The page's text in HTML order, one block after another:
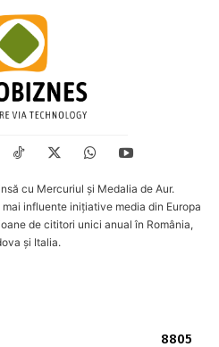
cu Mercuriul și Medalia de Aur.
influente inițiative media din Europa
de cititori unici anual în România,
și Italia.
8805